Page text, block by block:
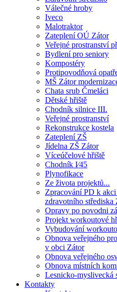
Válečné hroby
Iveco
Malotraktor
Zateplení OÚ Zátor
Veřejné prostranství
Bydlení pro seniory
Kompostéry
Protipovodňová
MŠ Zátor
Chata srub Čmeláci
Dětské hřiště
Chodník silnice III.
Veřejné prostranství
Rekonstrukce kostela
Zateplení ZŠ
Jídelna ZŠ Zátor
Víceúčelové hřiště
Chodník I⁄45
Plynofikace
Ze života projektů...
Zpracování PD k
zdravotního
Opravy po povodni
Projekt workoutové
Vybudování
Obnova veřejného
v obci Zátor
Obnova veřejného
Obnova místních
Lesnicko-myslivecká
Kontakty